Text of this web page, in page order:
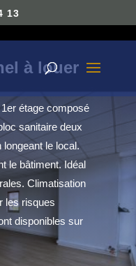
13
à louer
étage composé
sanitaire deux
le local.
le bâtiment. Idéal
Climatisation
les risques
disponibles sur